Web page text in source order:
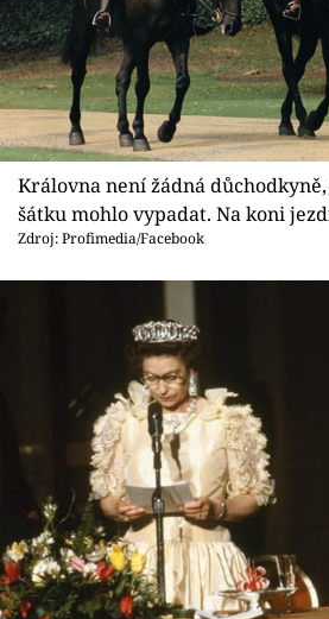
Královna není žádná
šátku mohlo vypadat. Na koni
Zdroj: Profimedia/Facebook